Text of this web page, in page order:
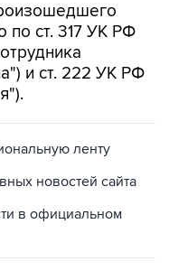
по ст. 317 УК РФ
и ст. 222 УК РФ
ленту
новостей сайта
в официальном